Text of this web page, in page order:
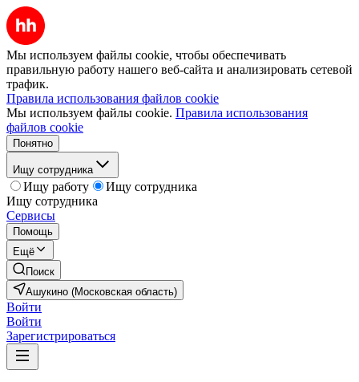
Мы используем файлы cookie, чтобы обеспечивать
правильную работу нашего веб-сайта и анализировать сетевой
трафик.
Правила использования файлов cookie
Мы используем файлы cookie. Правила использования
файлов cookie
Понятно
Ищу сотрудника
Ищу работу
Ищу сотрудника
Ищу сотрудника
Сервисы
Помощь
Ещё
Поиск
Ашукино (Московская область)
Войти
Войти
Зарегистрироваться